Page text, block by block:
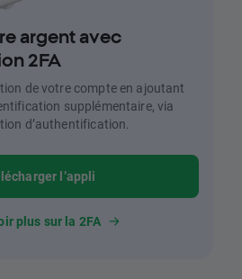
argent avec
2FA
de votre compte en ajoutant
supplémentaire, via
d’authentification.
l’appli
plus sur la 2FA